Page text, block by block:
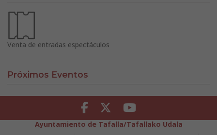
Venta de entradas espectáculos
Próximos Eventos
Facebook Twitter Youtube
Ayuntamiento de Tafalla/Tafallako Udala